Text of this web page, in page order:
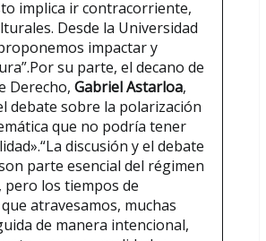
implica ir contracorriente,
Desde la Universidad
impactar y
su parte, el decano de
Derecho, Gabriel Astarloa,
debate sobre la polarización
que no podría tener
discusión y el debate
parte esencial del régimen
pero los tiempos de
atravesamos, muchas
de manera intencional,